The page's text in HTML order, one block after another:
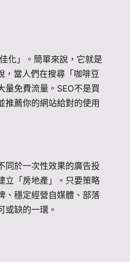
化」。簡單來說，它就是
，當人們在搜尋「咖啡豆
量免費流量。SEO不是買
推薦你的網站給對的使用
同於一次性效果的廣告投
立「房地產」。只要策略
、穩定經營自媒體、部落
或缺的一環。